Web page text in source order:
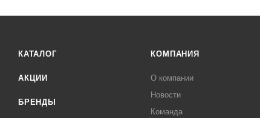
КАТАЛОГ
АКЦИИ
БРЕНДЫ
КОМПАНИЯ
О компании
Новости
Команда